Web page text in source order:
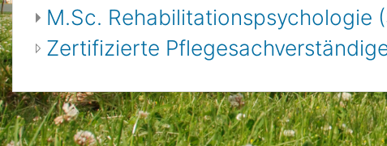
M.Sc. Rehabilitationspsychologie
Zertifizierte